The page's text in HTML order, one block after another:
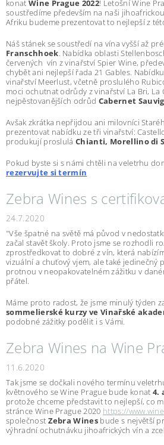
konat Wine Prague 2022! Letošní Wine
soustředíme především na naši
Afriku budeme prezentovat to nejlepší z
Náš stánek se soustředí na vína vyšší až
Franschhoek. Nabídka oblasti
červených vín z vinařství Spier Wine,
chybět ani nejlepší řada 21 Gables.
vinařství Meerlust, včetně proslulého
moci ochutnat odrůdy z vinařství La Bri, La
nejpěstovanějších odrůd Cabernet
Avšak zkrátka nepřijdou ani milovníci
prezentovat nabídku ze tři vinařství:
produkují prosluláChianti, Morellino di
Pokud byste si s námi chtěli na veletrhu
rezervujte si termín
Zebra Wines s
24.7.2020
"Vše špatné na světě má původ v
začal stavět školy. Proto jsme se rozhodli
zprostředkovat to dobré z vín, která
vizuální a chuťový vjem, ale také jedinečný
protnou v neopakovatelném zážitku v
přátel.
Máme proto radost, že jsme minulý týden
sommelierské kurzy ve Vinařské
podobné zážitky podělit i s Vámi.
Zebra Wines na Wine
11.6.2020
Tak jsme se dočkali nového termínu
květnového se Wine Prague bude konat 4.
protože chceme představit to nejlepší, co
stránce Wine Prague 2020 https://
společnost Zebra Wines bude s největší
výhradní ochutnávku jihoafrických vín a